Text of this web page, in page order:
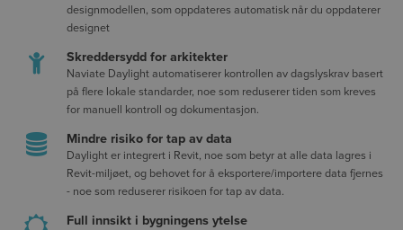
designmodellen, som oppdateres automatisk når du oppdaterer
designet
Skreddersydd for arkitekter
Naviate Daylight automatiserer kontrollen av dagslyskrav basert
på flere lokale standarder, noe som reduserer tiden som kreves
for manuell kontroll og dokumentasjon.
Mindre risiko for tap av data
Daylight er integrert i Revit, noe som betyr at alle data lagres i
Revit-miljøet, og behovet for å eksportere/importere data fjernes
- noe som reduserer risikoen for tap av data.
Full innsikt i bygningens ytelse